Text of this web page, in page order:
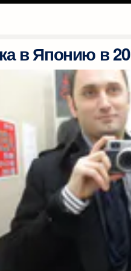
в Японию в